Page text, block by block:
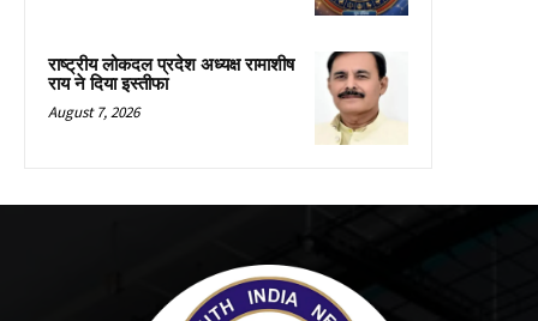
राष्ट्रीय लोकदल प्रदेश अध्यक्ष रामाशीष
राय ने दिया इस्तीफा
August 7, 2026